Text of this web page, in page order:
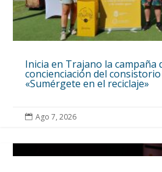
Inicia en Trajano la campaña
concienciación del
«Sumérgete en el reciclaje»
 Ago 7, 2026